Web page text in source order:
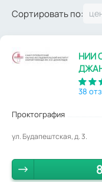
Сортировать по:
НИИ
38
Проктография
ул. Будапештская, д. 3.